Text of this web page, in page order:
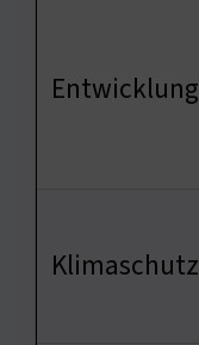
Entwicklung
Klimaschutz